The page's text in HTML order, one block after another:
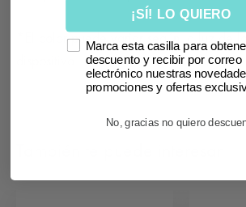
*El color puede variar según la luz de
¡SÍ! LO QUIERO
Marca esta casilla para
descuento y recibir por correo
electrónico nuestras
promociones y ofertas
No, gracias no quiero